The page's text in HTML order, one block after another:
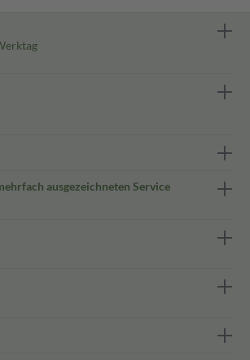
ausgezeichneten Service